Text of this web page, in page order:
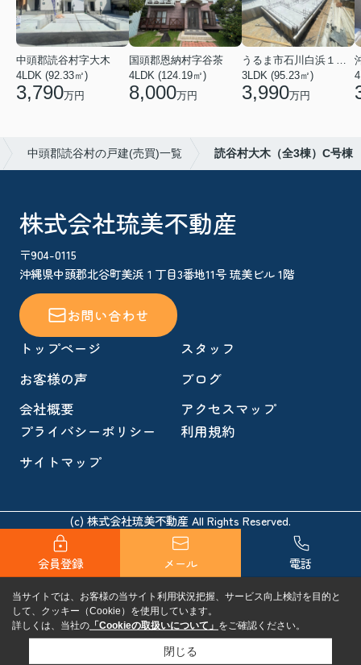
中頭郡読谷村字大木
4LDK (92.33㎡)
3,790万円
国頭郡恩納村字谷茶
4LDK (124.19㎡)
8,000万円
3LDK (95.23㎡)
3,990万円
中頭郡読谷村の戸建(売買)一覧 読谷村大木（全3棟）C号棟
株式会社琉美不動産
〒904-0115
沖縄県中頭郡北谷町美浜１丁目3番地11号 琉美ビル 1階
お問い合わせ
トップページ
スタッフ
お客様の声
ブログ
会社概要
アクセスマップ
プライバシーポリシー
利用規約
サイトマップ
(c) 株式会社琉美不動産 All Rights Reserved.
会員登録 メール 電話
当サイトでは、お客様の当サイト利用状況把握、サービス向上検討を目的と
して、クッキー（Cookie）を使用しています。
詳しくは、当社の 「Cookieの取扱いについて」 をご確認ください。
閉じる